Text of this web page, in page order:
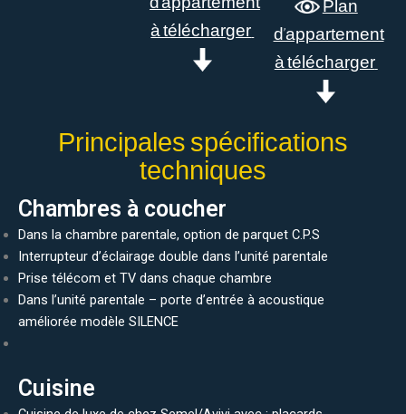
Plan
d’appartement
à télécharger
à télécharger
Principales spécifications
techniques
Chambres à coucher
Dans la chambre parentale, option de parquet C.P.S
Interrupteur d’éclairage double dans l’unité parentale
Prise télécom et TV dans chaque chambre
Dans l’unité parentale – porte d’entrée à acoustique
améliorée modèle SILENCE
Cuisine